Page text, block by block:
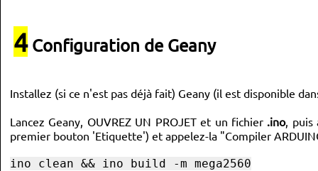
4Configuration de Geany
Installez (si ce n'est pas déjà fait) Geany (il est disponible
Lancez Geany, OUVREZ UN PROJET et un fichier .ino, puis
premier bouton 'Etiquette') et appelez-la "Compiler
ino clean && ino build -m mega2560